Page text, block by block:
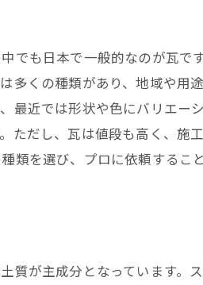
でも日本で一般的なのが瓦
多くの種類があり、地域や
最近では形状や色にバリエ
ただし、瓦は値段も高く、
類を選び、プロに依頼すること
質が主成分となっています